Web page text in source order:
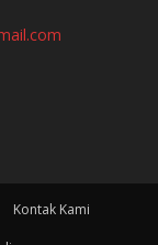
Kontak Kami